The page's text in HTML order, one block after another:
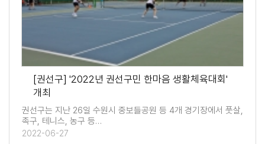
[권선구] '2022년 권선구민 한마음 생활체육대회'
개최
권선구는 지난 26일 수원시 중보들공원 등 4개 경기장에서 풋살,
족구, 테니스, 농구 등…
2022-06-27